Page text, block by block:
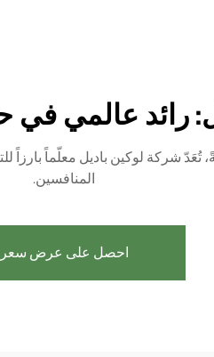
رائد عالمي في
خبرة تمتد لعقدٍ من الزمن وحضور عالمي يشمل ٥٩ دولةً،
المنافسين.
احصل على عرض سعر